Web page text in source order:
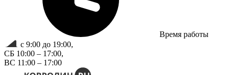
Время работы
с 9:00 до 19:00,
СБ 10:00 – 17:00,
ВС 11:00 – 17:00